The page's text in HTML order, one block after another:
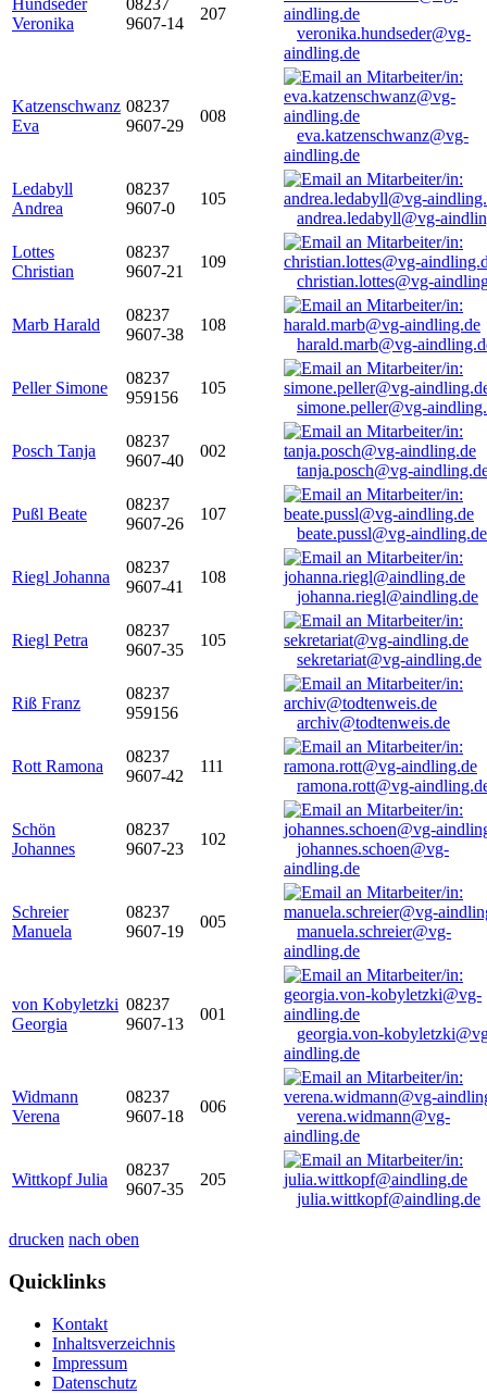
Hundseder
Veronika
08237
9607-14
207
veronika.hundseder@vg-
aindling.de
Katzenschwanz
Eva
08237
9607-29
008
eva.katzenschwanz@vg-
aindling.de
Ledabyll
Andrea
08237
9607-0
105
andrea.ledabyll@vg-
Lottes
Christian
08237
9607-21
109
christian.lottes@vg-
Marb Harald
08237
9607-38
108
harald.marb@vg-
Peller Simone
08237
959156
105
simone.peller@vg-
Posch Tanja
08237
9607-40
002
tanja.posch@vg-
Pußl Beate
08237
9607-26
107
beate.pussl@vg-aindling.de
Riegl Johanna
08237
9607-41
108
johanna.riegl@aindling.de
Riegl Petra
08237
9607-35
105
sekretariat@vg-aindling.de
Riß Franz
08237
959156
archiv@todtenweis.de
Rott Ramona
08237
9607-42
111
ramona.rott@vg-
Schön
Johannes
08237
9607-23
102
johannes.schoen@vg-
aindling.de
Schreier
Manuela
08237
9607-19
005
manuela.schreier@vg-
aindling.de
von Kobyletzki
Georgia
08237
9607-13
001
georgia.von-
aindling.de
Widmann
Verena
08237
9607-18
006
verena.widmann@vg-
aindling.de
Wittkopf Julia
08237
9607-35
205
julia.wittkopf@aindling.de
drucken nach oben
Quicklinks
Kontakt
Inhaltsverzeichnis
Impressum
Datenschutz